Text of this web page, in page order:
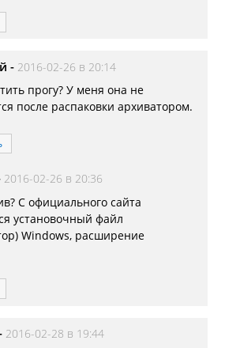
- 2016-02-26 в 20:14
прогу? У меня она не
после распаковки архиватором.
2016-02-26 в 20:36
С официального сайта
установочный файл
Windows, расширение
2016-02-28 в 19:44